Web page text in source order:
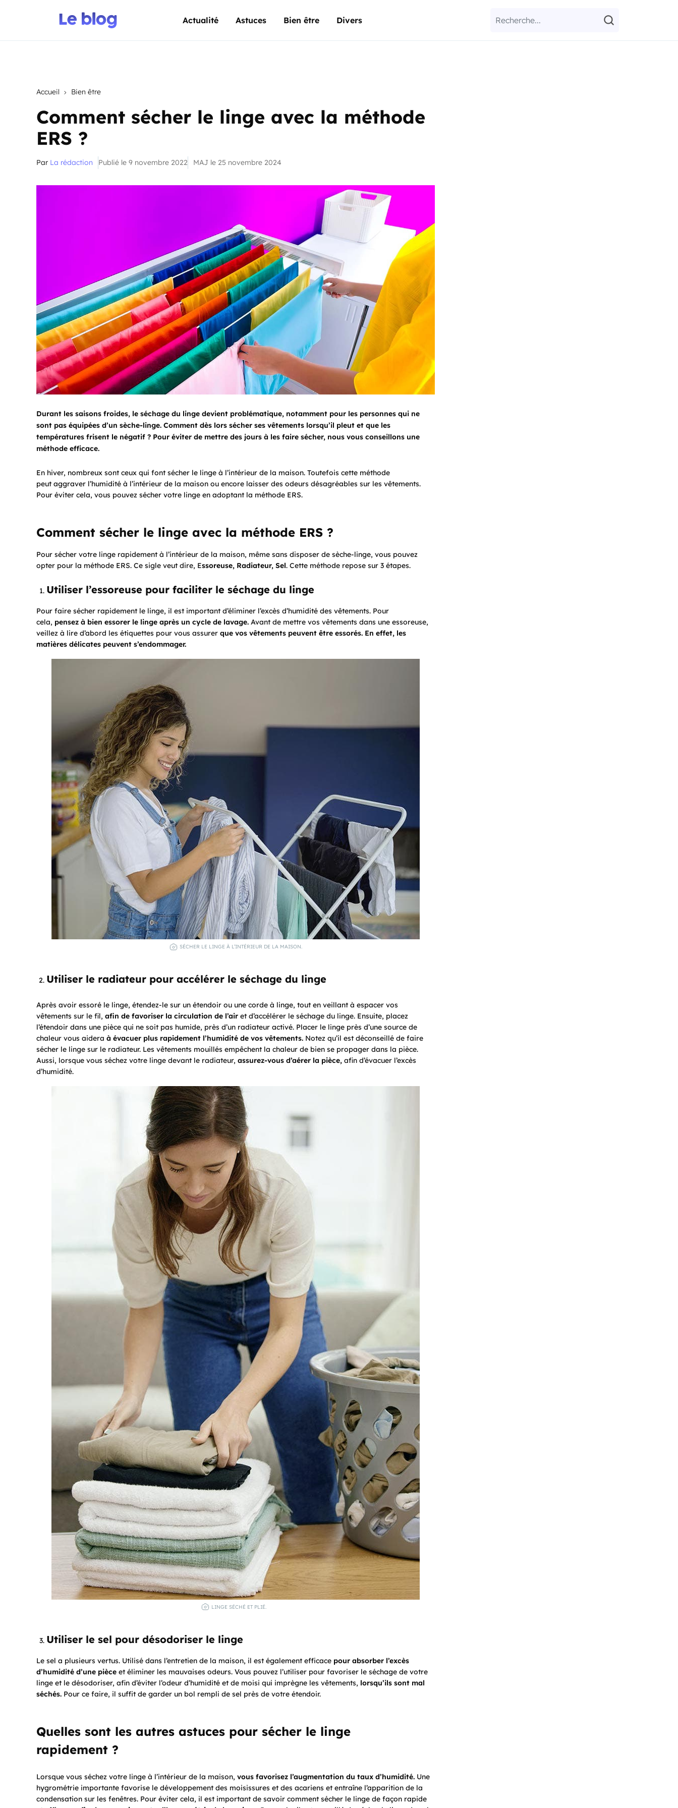
Actualité Astuces Bien être Divers
Accueil Bien être
Comment sécher le linge avec la méthode
ERS ?
Par La rédaction Publié le 9 novembre 2022 MAJ le 25 novembre 2024
Durant les saisons froides, le séchage du linge devient problématique, notamment pour les personnes qui ne
sont pas équipées d’un sèche-linge. Comment dès lors sécher ses vêtements lorsqu’il pleut et que les
températures frisent le négatif ? Pour éviter de mettre des jours à les faire sécher, nous vous conseillons une
méthode efficace.
En hiver, nombreux sont ceux qui font sécher le linge à l’intérieur de la maison. Toutefois cette méthode
peut aggraver l’humidité à l’intérieur de la maison ou encore laisser des odeurs désagréables sur les vêtements.
Pour éviter cela, vous pouvez sécher votre linge en adoptant la méthode ERS.
Comment sécher le linge avec la méthode ERS ?
Pour sécher votre linge rapidement à l’intérieur de la maison, même sans disposer de sèche-linge, vous pouvez
opter pour la méthode ERS. Ce sigle veut dire, Essoreuse, Radiateur, Sel. Cette méthode repose sur 3 étapes.
Utiliser l’essoreuse pour faciliter le séchage du linge
Pour faire sécher rapidement le linge, il est important d’éliminer l’excès d’humidité des vêtements. Pour
cela, pensez à bien essorer le linge après un cycle de lavage. Avant de mettre vos vêtements dans une essoreuse,
veillez à lire d’abord les étiquettes pour vous assurer que vos vêtements peuvent être essorés. En effet, les
matières délicates peuvent s’endommager.
SÉCHER LE LINGE À L’INTÉRIEUR DE LA MAISON.
Utiliser le radiateur pour accélérer le séchage du linge
Après avoir essoré le linge, étendez-le sur un étendoir ou une corde à linge, tout en veillant à espacer vos
vêtements sur le fil, afin de favoriser la circulation de l’air et d’accélérer le séchage du linge. Ensuite, placez
l’étendoir dans une pièce qui ne soit pas humide, près d’un radiateur activé. Placer le linge près d’une source de
chaleur vous aidera à évacuer plus rapidement l’humidité de vos vêtements. Notez qu’il est déconseillé de faire
sécher le linge sur le radiateur. Les vêtements mouillés empêchent la chaleur de bien se propager dans la pièce.
Aussi, lorsque vous séchez votre linge devant le radiateur, assurez-vous d’aérer la pièce, afin d’évacuer l’excès
d’humidité.
LINGE SÉCHÉ ET PLIÉ.
Utiliser le sel pour désodoriser le linge
Le sel a plusieurs vertus. Utilisé dans l’entretien de la maison, il est également efficace pour absorber l’excès
d’humidité d’une pièce et éliminer les mauvaises odeurs. Vous pouvez l’utiliser pour favoriser le séchage de votre
linge et le désodoriser, afin d’éviter l’odeur d’humidité et de moisi qui imprègne les vêtements, lorsqu’ils sont mal
séchés. Pour ce faire, il suffit de garder un bol rempli de sel près de votre étendoir.
Quelles sont les autres astuces pour sécher le linge
rapidement ?
Lorsque vous séchez votre linge à l’intérieur de la maison, vous favorisez l’augmentation du taux d’humidité. Une
hygrométrie importante favorise le développement des moisissures et des acariens et entraîne l’apparition de la
condensation sur les fenêtres. Pour éviter cela, il est important de savoir comment sécher le linge de façon rapide